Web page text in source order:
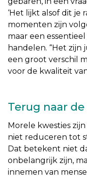
‘Het lijkt alsof dit je
momenten zijn
maar een
handelen. “Het zijn
een groot verschil
voor de kwaliteit
Terug naar
Morele kwesties
niet reduceren tot
Dat betekent niet
onbelangrijk zijn,
innemen van